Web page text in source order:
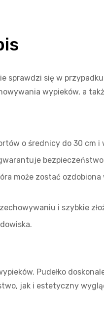
sprawdzi się w
wypieków, a
o średnicy do 30 cm i
może zostać
i szybkie
Pudełko
jak i estetyczny